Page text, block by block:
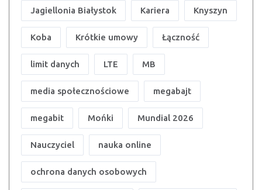
Jagiellonia Białystok Kariera Knyszyn
Koba Krótkie umowy Łączność
limit danych LTE MB
media społecznościowe megabajt
megabit Mońki Mundial 2026
Nauczyciel nauka online
ochrona danych osobowych